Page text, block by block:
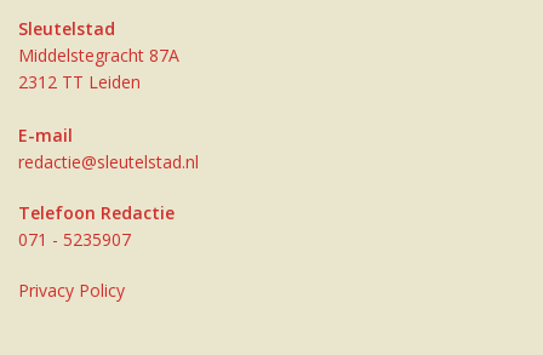
Sleutelstad
Middelstegracht 87A
2312 TT Leiden
E-mail
redactie@sleutelstad.nl
Telefoon Redactie
071 - 5235907
Privacy Policy